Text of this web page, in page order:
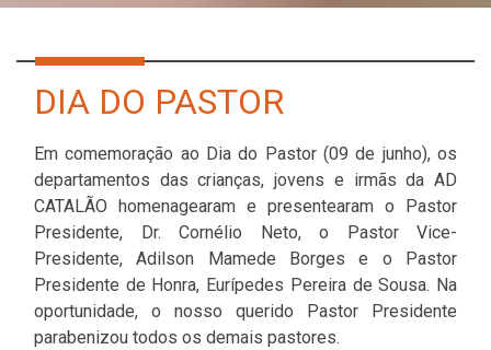
DIA DO PASTOR
Em comemoração ao Dia do Pastor (09 de junho), os
departamentos das crianças, jovens e irmãs da AD
CATALÃO homenagearam e presentearam o Pastor
Presidente, Dr. Cornélio Neto, o Pastor Vice-
Presidente, Adilson Mamede Borges e o Pastor
Presidente de Honra, Eurípedes Pereira de Sousa. Na
oportunidade, o nosso querido Pastor Presidente
parabenizou todos os demais pastores.